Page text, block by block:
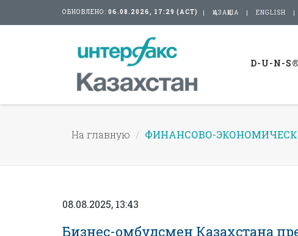
ОБНОВЛЕНО: 06.08.2026, 17:29 (АСТ) ҚАЗАҚША ENGLISH
D-U-N-S®
На главную ФИНАНСОВО-
08.08.2025, 13:43
Бизнес-омбудсмен Казахстана